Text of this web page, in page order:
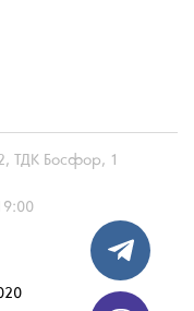
ТДК Босфор, 1